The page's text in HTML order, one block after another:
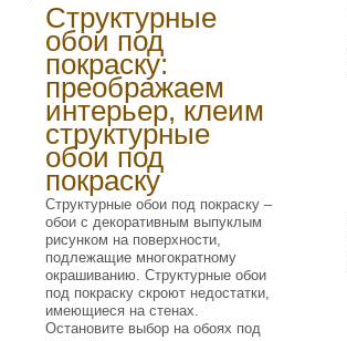
Структурные
обои под
покраску:
преображаем
интерьер, клеим
структурные
обои под
покраску
Структурные обои под покраску –
обои с декоративным выпуклым
рисунком на поверхности,
подлежащие многократному
окрашиванию. Структурные обои
под покраску скроют недостатки,
имеющиеся на стенах.
Остановите выбор на обоях под